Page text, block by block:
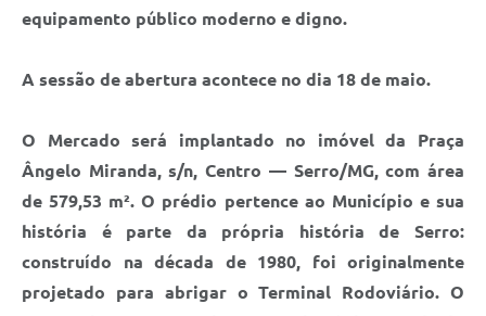
Links
Galeria de Vídeos
Telefones Úteis
Diário Oficial
Contratos, Convênios e Publicações MROSC
equipamento público moderno e digno.
A sessão de abertura acontece no dia 18 de maio.
O Mercado será implantado no imóvel da Praça
Ângelo Miranda, s/n, Centro — Serro/MG, com área
de 579,53 m². O prédio pertence ao Município e sua
história é parte da própria história de Serro:
construído na década de 1980, foi originalmente
projetado para abrigar o Terminal Rodoviário. O